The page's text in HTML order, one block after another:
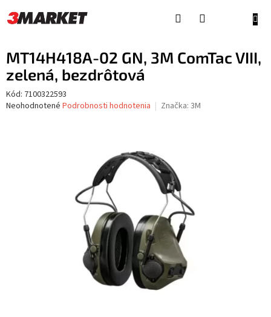
na
obsah
MT14H418A-02 GN, 3M ComTac VIII,
zelená, bezdrôtová
Kód: 7100322593
Priemerné
Neohodnotené Podrobnosti hodnotenia Značka: 3M